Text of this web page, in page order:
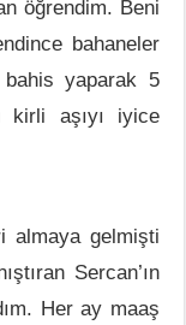
öğrendim. Beni
bahaneler
bahis yaparak 5
kirli aşıyı iyice
almaya gelmişti
Sercan’ın
Her ay maaş